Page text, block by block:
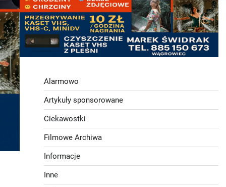
Alarmowo
Artykuły sponsorowane
Ciekawostki
Filmowe Archiwa
Informacje
Inne